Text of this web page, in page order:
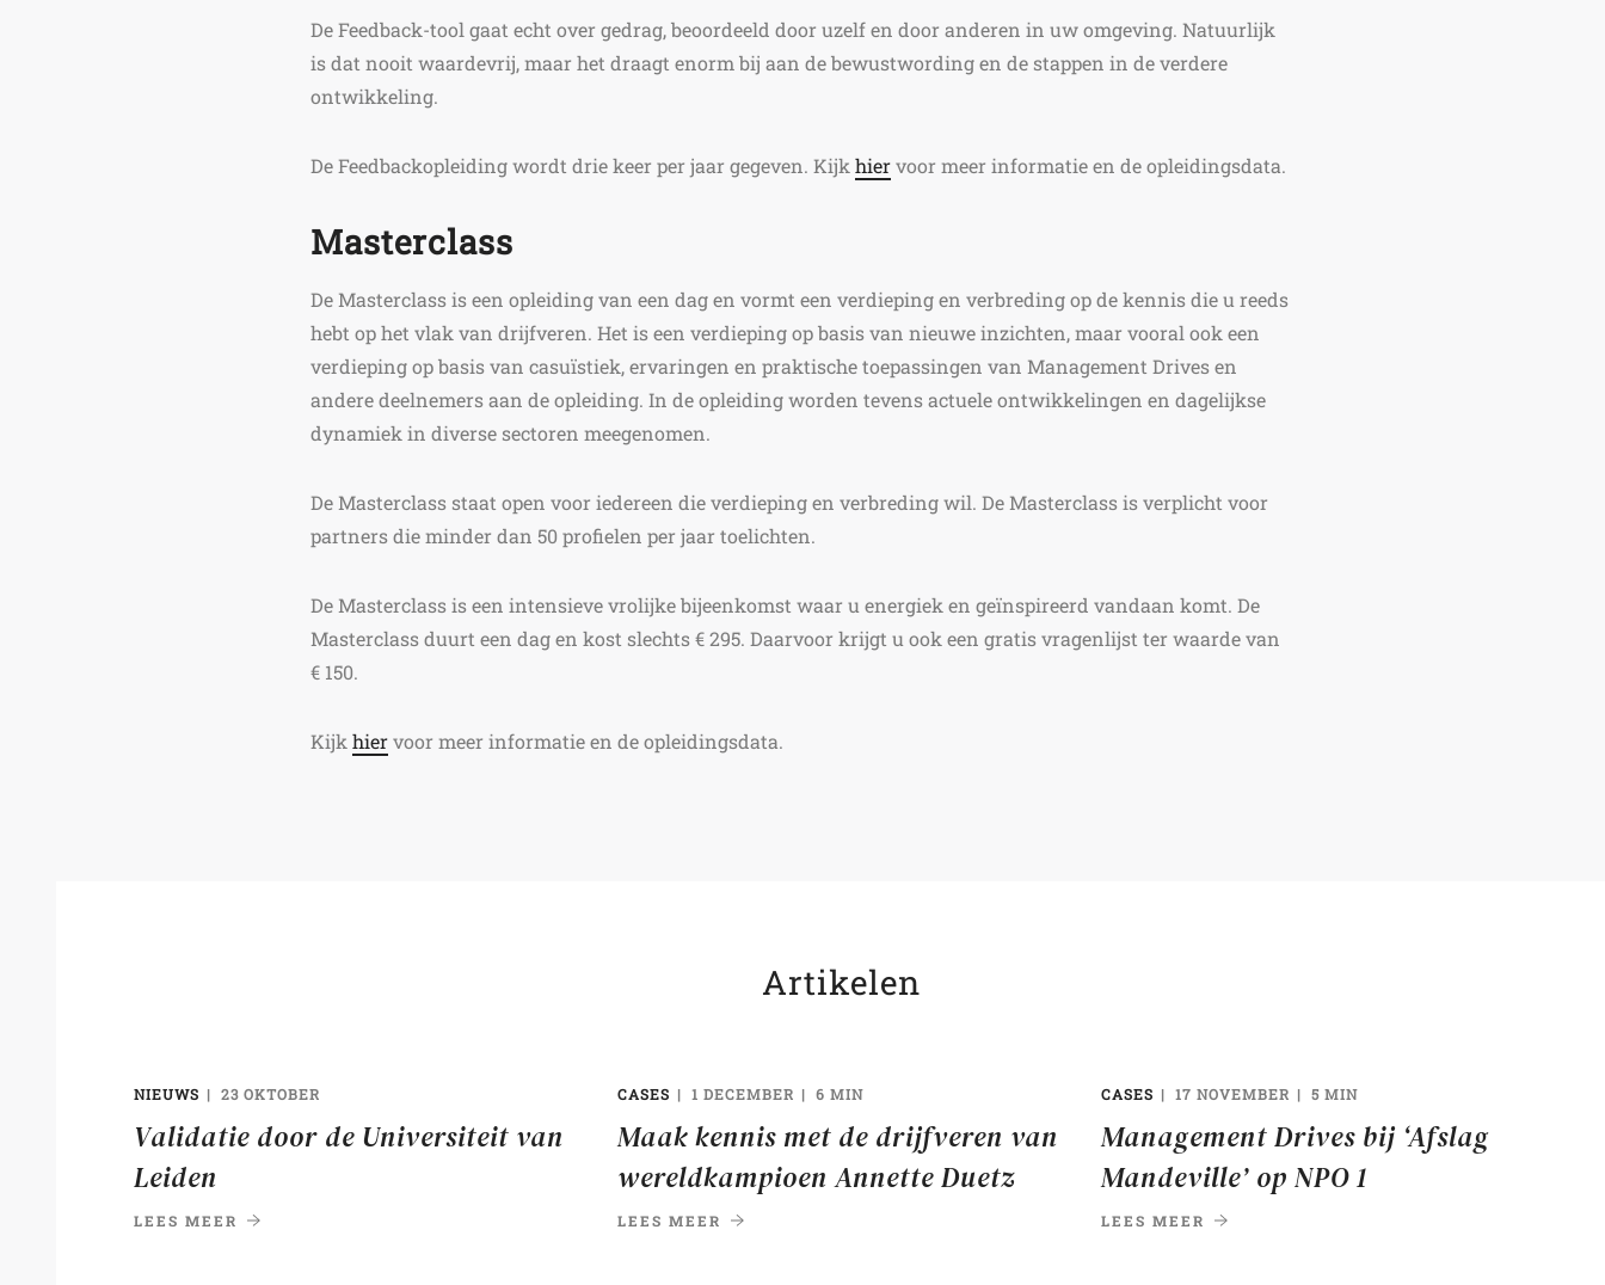
De Feedback-tool gaat echt over gedrag, beoordeeld door uzelf en door anderen in uw omgeving. Natuurlijk
is dat nooit waardevrij, maar het draagt enorm bij aan de bewustwording en de stappen in de verdere
ontwikkeling.
De Feedbackopleiding wordt drie keer per jaar gegeven. Kijkhiervoor meer informatie en de opleidingsdata.
Masterclass
De Masterclass is een opleiding van een dag en vormt een verdieping en verbreding op de kennis die u reeds
hebt op het vlak van drijfveren. Het is een verdieping op basis van nieuwe inzichten, maar vooral ook een
verdieping op basis van casuïstiek, ervaringen en praktische toepassingen van Management Drives en
andere deelnemers aan de opleiding. In de opleiding worden tevens actuele ontwikkelingen en dagelijkse
dynamiek in diverse sectoren meegenomen.
De Masterclass staat open voor iedereen die verdieping en verbreding wil. De Masterclass is verplicht voor
partners die minder dan 50 profielen per jaar toelichten.
De Masterclass is een intensieve vrolijke bijeenkomst waar u energiek en geïnspireerd vandaan komt. De
Masterclass duurt een dag en kost slechts € 295. Daarvoor krijgt u ook een gratis vragenlijst ter waarde van
€ 150.
Kijkhiervoor meer informatie en de opleidingsdata.
Artikelen
NIEUWS 23 OKTOBER
Validatie door de Universiteit van
Leiden
LEES MEER
CASES 1 DECEMBER 6 MIN
Maak kennis met de drijfveren van
wereldkampioen Annette Duetz
LEES MEER
CASES 17 NOVEMBER 5 MIN
Management Drives bij ‘Afslag
Mandeville’ op NPO 1
LEES MEER